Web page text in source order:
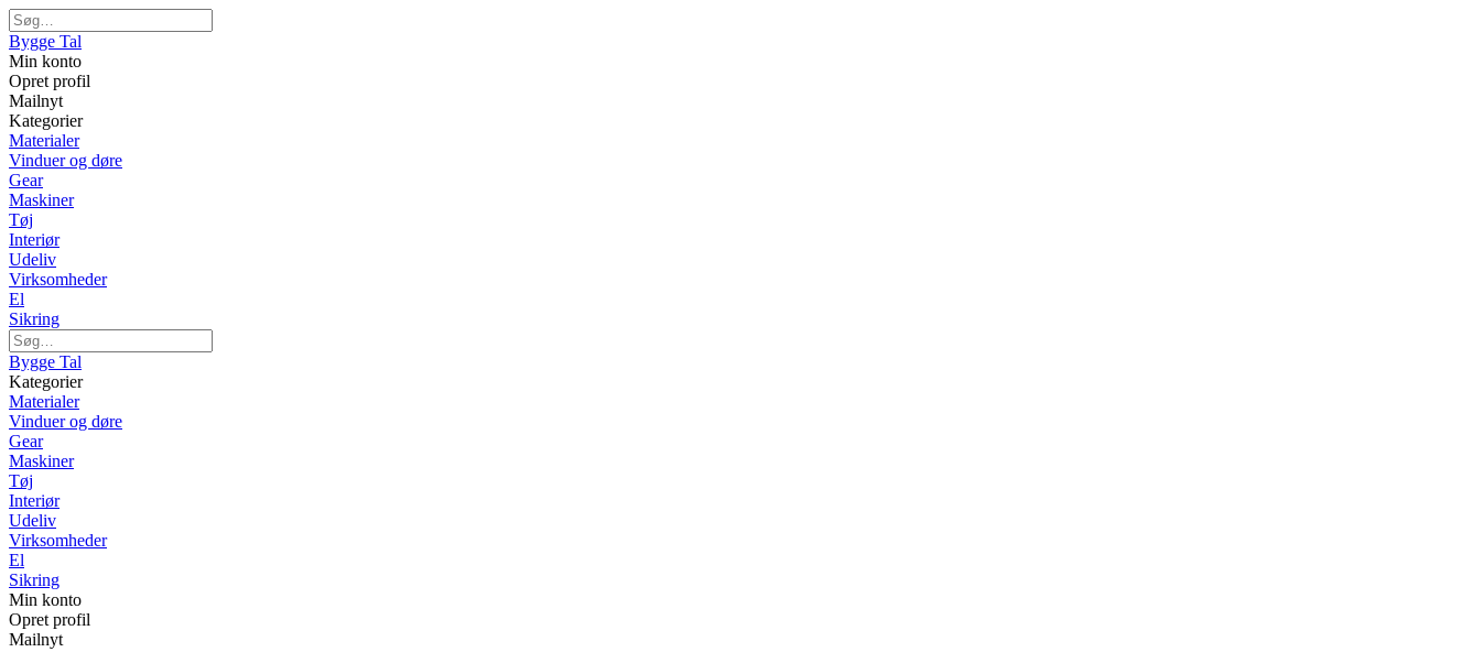
Bygge Tal
Min konto
Opret profil
Mailnyt
Kategorier
Materialer
Vinduer og døre
Gear
Maskiner
Tøj
Interiør
Udeliv
Virksomheder
El
Sikring
Bygge Tal
Kategorier
Materialer
Vinduer og døre
Gear
Maskiner
Tøj
Interiør
Udeliv
Virksomheder
El
Sikring
Min konto
Opret profil
Mailnyt